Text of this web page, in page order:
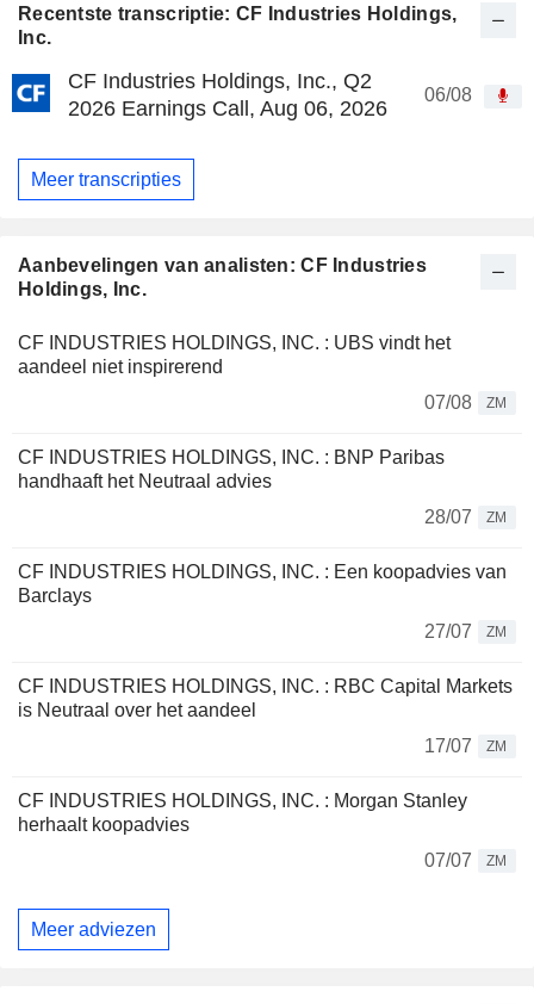
Recentste transcriptie: CF Industries Holdings,
Inc.
CF Industries Holdings, Inc., Q2
2026 Earnings Call, Aug 06, 2026
06/08
Meer transcripties
Aanbevelingen van analisten: CF Industries
Holdings, Inc.
CF INDUSTRIES HOLDINGS, INC. : UBS vindt het
aandeel niet inspirerend
07/08
ZM
CF INDUSTRIES HOLDINGS, INC. : BNP Paribas
handhaaft het Neutraal advies
28/07
ZM
CF INDUSTRIES HOLDINGS, INC. : Een koopadvies van
Barclays
27/07
ZM
CF INDUSTRIES HOLDINGS, INC. : RBC Capital Markets
is Neutraal over het aandeel
17/07
ZM
CF INDUSTRIES HOLDINGS, INC. : Morgan Stanley
herhaalt koopadvies
07/07
ZM
Meer adviezen